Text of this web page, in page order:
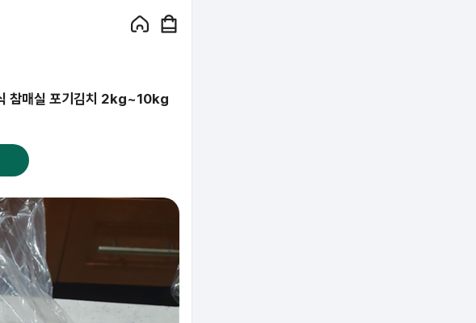
참매실 포기김치 2kg~10kg